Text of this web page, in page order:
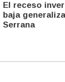
El receso
baja
Serrana